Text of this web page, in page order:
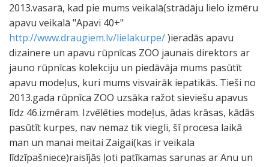
2013.vasarā, kad pie mums veikalā(strādāju lielo izmēru
apavu veikalā "Apavi 40+"
http://www.draugiem.lv/lielakurpe/)ieradās apavu
dizainere un apavu rūpnīcas ZOO jaunais direktors ar
jauno rūpnīcas kolekciju un piedāvāja mums pasūtīt
apavu modeļus, kuri mums visvairāk iepatikās. Tieši no
2013.gada rūpnīca ZOO uzsāka ražot sieviešu apavus
līdz 46.izmēram. Izvēlēties modeļus, ādas krāsas, kādās
pasūtīt kurpes, nav nemaz tik viegli, šī procesa laikā
man un manai meitai Zaigai(kas ir veikala
līdzīpašniece)raisījās ļoti patīkamas sarunas ar Anu un